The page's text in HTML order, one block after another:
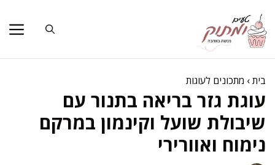
לתוכן
בית› מתכונים לעוגות
עוגת גזר בריאה בתנור עם
שיבולת שועל וקינמון במרקם
נימוח ואוורירי